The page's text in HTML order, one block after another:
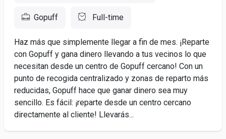
Gopuff Full-time
Haz más que simplemente llegar a fin de mes. ¡Reparte
con Gopuff y gana dinero llevando a tus vecinos lo que
necesitan desde un centro de Gopuff cercano! Con un
punto de recogida centralizado y zonas de reparto más
reducidas, Gopuff hace que ganar dinero sea muy
sencillo. Es fácil: ¡reparte desde un centro cercano
directamente al cliente! Llevarás...